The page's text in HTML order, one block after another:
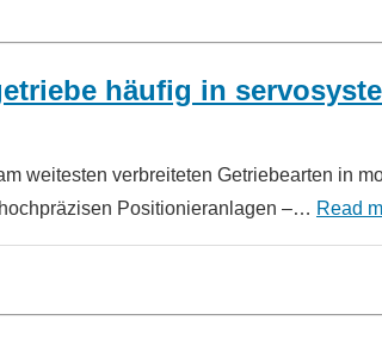
häufig in
weitesten verbreiteten Getriebearten in
Positionieranlagen –… Read